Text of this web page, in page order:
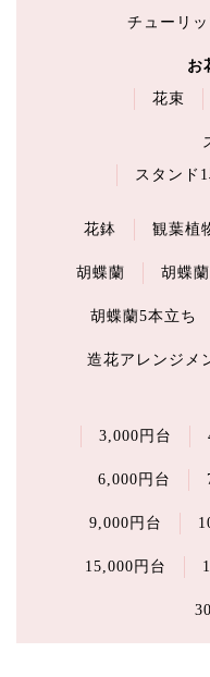
チューリ
お
花束
スタンド
花鉢 観葉植
胡蝶蘭 胡蝶
胡蝶蘭5本立ち
造花アレンジメ
3,000円台
6,000円台
9,000円台
15,000円台